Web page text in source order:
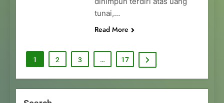
tunai,…
Read More
1 2 3 … 17